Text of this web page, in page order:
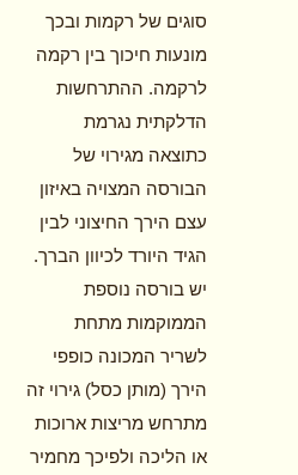
סוגים של רקמות ובכך
מונעות חיכוך בין רקמה
לרקמה. ההתרחשות
הדלקתית נגרמת
כתוצאה מגירוי של
הבורסה המצויה באיזון
עצם הירך החיצוני לבין
הגיד היורד לכיוון הברך.
יש בורסה נוספת
הממוקמות מתחת
לשריר המכונה כופפי
הירך (מותן כסל) גירוי זה
מתרחש מריצות ארוכות
או הליכה ולפיכך מחמיר